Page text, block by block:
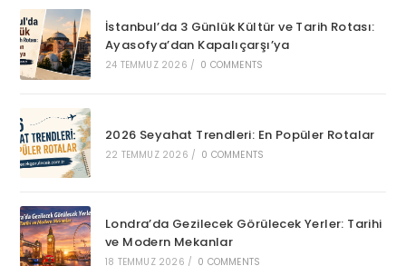
İstanbul’da 3 Günlük Kültür ve Tarih Rotası:
Ayasofya’dan Kapalıçarşı’ya
24 TEMMUZ 2026 / 0 COMMENTS
2026 Seyahat Trendleri: En Popüler Rotalar
22 TEMMUZ 2026 / 0 COMMENTS
Londra’da Gezilecek Görülecek Yerler: Tarihi
ve Modern Mekanlar
18 TEMMUZ 2026 / 0 COMMENTS